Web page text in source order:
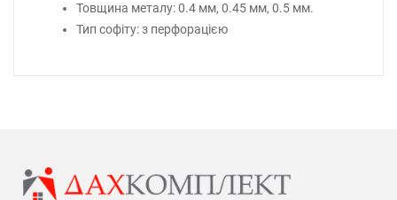
Товщина металу: 0.4 мм, 0.45 мм, 0.5 мм.
Тип софіту: з перфорацією